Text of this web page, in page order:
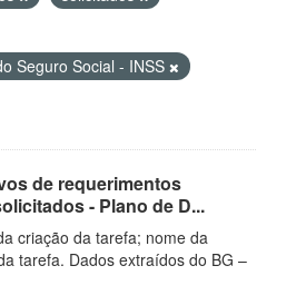
Seguro Social - INSS
de requerimentos
- Plano de D...
criação da tarefa; nome da
tarefa. Dados extraídos do BG –